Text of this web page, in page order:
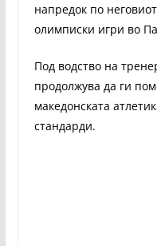
напредок по
олимписки игри во
Под водство на
продолжува да ги
македонската
стандарди.